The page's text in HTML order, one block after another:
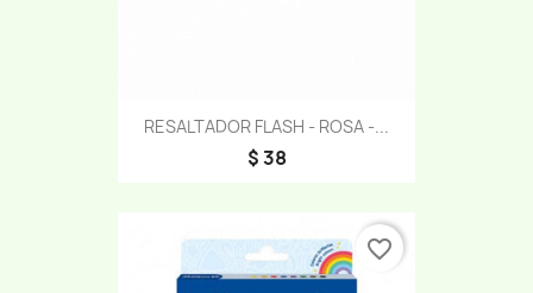
RESALTADOR FLASH - ROSA -...
$ 38
favorite_border